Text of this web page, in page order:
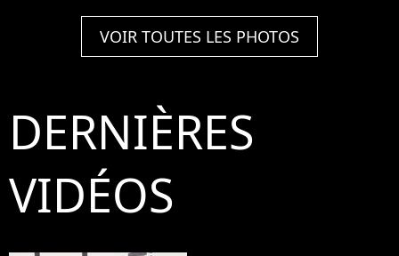
Grammy Awards a Los
11 mai 2023.
VOIR TOUTES LES PHOTOS
DERNIÈRES
VIDÉOS